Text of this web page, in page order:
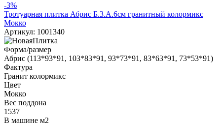
-3%
Тротуарная плитка Абрис Б.3.А.6см гранитный колормикс
Мокко
Артикул: 1001340
Форма/размер
Абрис (113*93*91, 103*83*91, 93*73*91, 83*63*91, 73*53*91)
Фактура
Гранит колормикс
Цвет
Мокко
Вес поддона
1537
В машине м2